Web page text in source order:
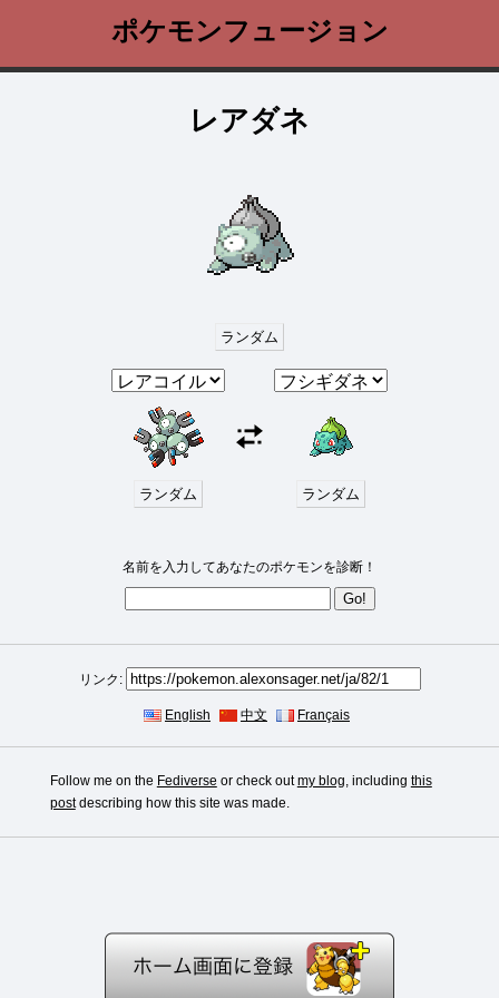
ポケモンフュージョン
レアダネ
ランダム
ランダム ランダム
名前を入力してあなたのポケモンを診断！
リンク:
English 中文 Français
Follow me on the Fediverse or check outmy blog, including this
postdescribing how this site was made.